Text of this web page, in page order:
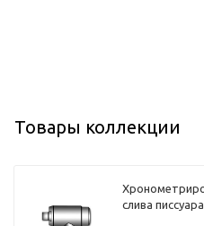
Товары коллекции
слива